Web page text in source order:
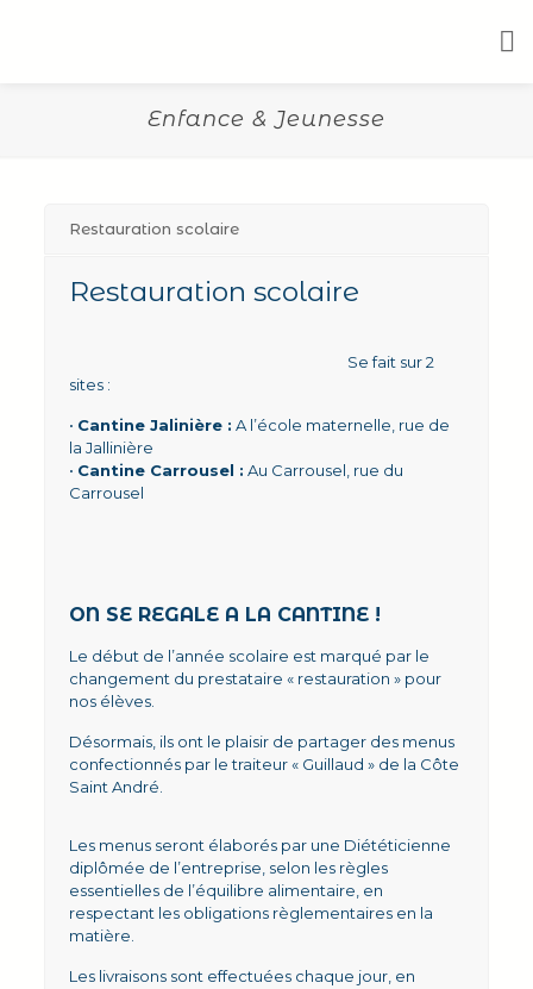
Enfance & Jeunesse
Restauration scolaire
Restauration scolaire
Se fait sur 2
sites :
• Cantine Jalinière : A l’école maternelle, rue de
la Jallinière
• Cantine Carrousel : Au Carrousel, rue du
Carrousel
ON SE REGALE A LA CANTINE !
Le début de l’année scolaire est marqué par le
changement du prestataire « restauration » pour
nos élèves.
Désormais, ils ont le plaisir de partager des menus
confectionnés par le traiteur « Guillaud » de la Côte
Saint André.
Les menus seront élaborés par une Diététicienne
diplômée de l’entreprise, selon les règles
essentielles de l’équilibre alimentaire, en
respectant les obligations règlementaires en la
matière.
Les livraisons sont effectuées chaque jour, en